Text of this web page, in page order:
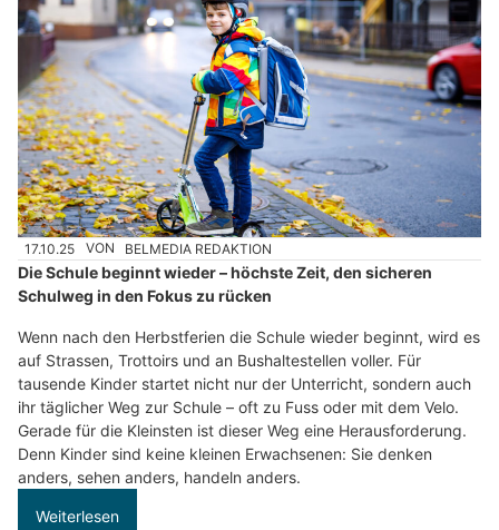
17.10.25 VON BELMEDIA REDAKTION
Die Schule beginnt wieder – höchste Zeit, den sicheren
Schulweg in den Fokus zu rücken
Wenn nach den Herbstferien die Schule wieder beginnt, wird es
auf Strassen, Trottoirs und an Bushaltestellen voller. Für
tausende Kinder startet nicht nur der Unterricht, sondern auch
ihr täglicher Weg zur Schule – oft zu Fuss oder mit dem Velo.
Gerade für die Kleinsten ist dieser Weg eine Herausforderung.
Denn Kinder sind keine kleinen Erwachsenen: Sie denken
anders, sehen anders, handeln anders.
Weiterlesen